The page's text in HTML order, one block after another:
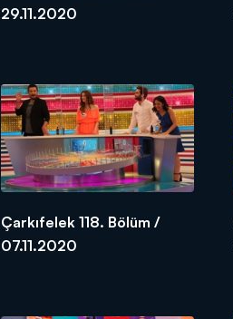
29.11.2020
Çarkıfelek 118. Bölüm /
07.11.2020